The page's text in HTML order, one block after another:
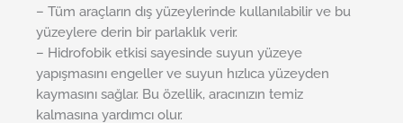
– Tüm araçların dış yüzeylerinde kullanılabilir ve bu
yüzeylere derin bir parlaklık verir.
– Hidrofobik etkisi sayesinde suyun yüzeye
yapışmasını engeller ve suyun hızlıca yüzeyden
kaymasını sağlar. Bu özellik, aracınızın temiz
kalmasına yardımcı olur.